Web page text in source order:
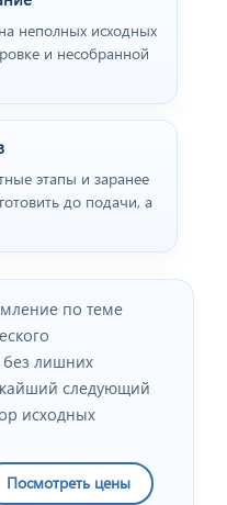
неполных исходных
и несобранной
этапы и заранее
до подачи, а
по теме
без лишних
следующий
исходных
Посмотреть цены